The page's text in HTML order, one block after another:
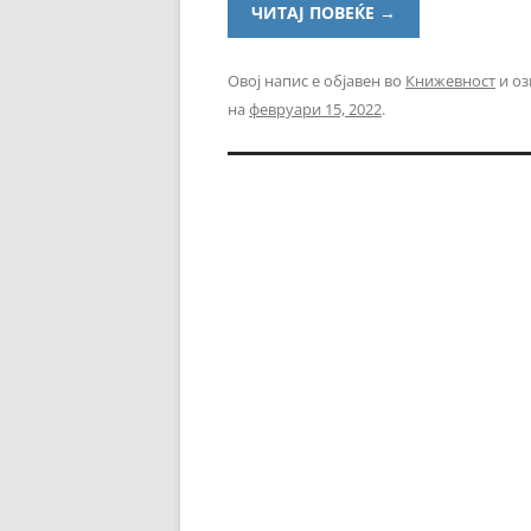
ЧИТАЈ ПОВЕЌЕ →
Овој напис е објавен во Книжевност и
на февруари 15, 2022.